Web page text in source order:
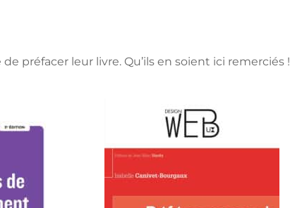
préfacer leur livre. Qu’ils en soient ici remerciés !